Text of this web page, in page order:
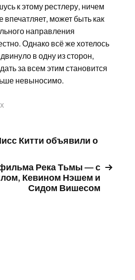
к этому рестлеру, ничем
впечатляет, может быть как
направления
Однако всё же хотелось
в одну из сторон,
за всем этим становится
невыносимо.
Китти объявили о
Река Тьмы — с
Кевином Нэшем и
Сидом Вишесом